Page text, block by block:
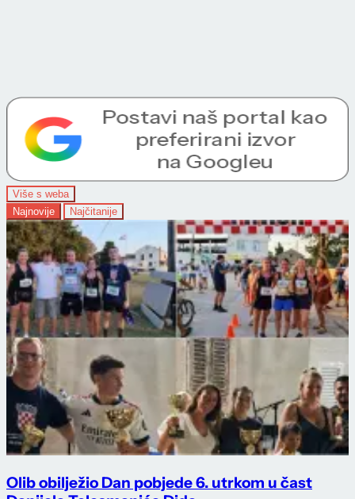
Više s weba
Najnovije
Najčitanije
Olib obilježio Dan pobjede 6. utrkom u čast